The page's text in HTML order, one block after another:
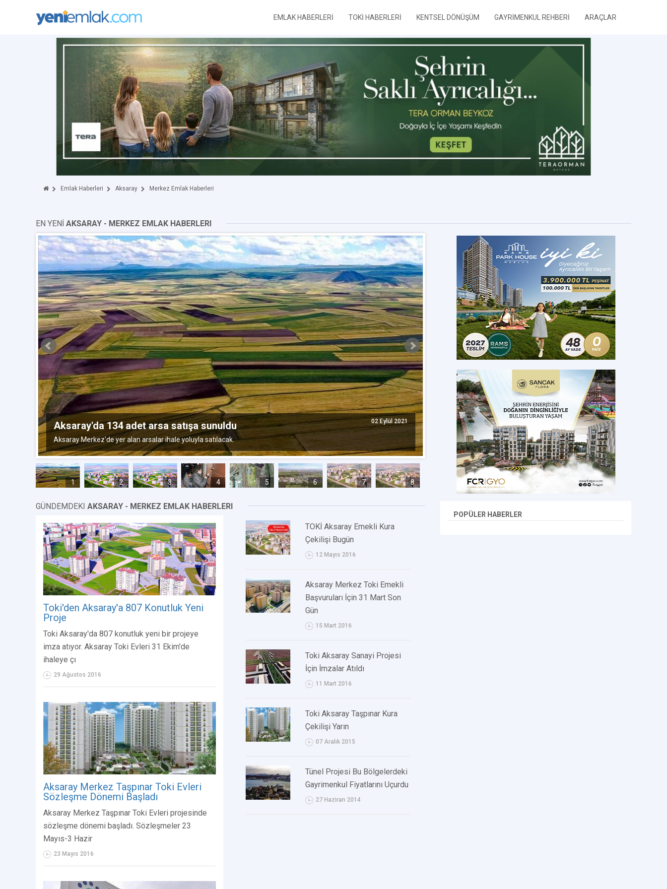
EMLAK HABERLERİ TOKİ HABERLERİ KENTSEL DÖNÜŞÜM GAYRİMENKUL REHBERİ ARAÇLAR
Emlak Haberleri Aksaray Merkez Emlak Haberleri
EN YENİ AKSARAY - MERKEZ EMLAK HABERLERI
Aksaray'da 134 adet arsa satışa sunuldu 02 Eylül 2021
Aksaray Merkez'de yer alan arsalar ihale yoluyla satılacak.
TOKİ Aksaray Merkez Zafer Mahallesi kurası
bugün
TOKİ'nin Aksaray Merkez'de hayata geçirdiği Zafer Mahallesi konut
çekilecek.
1 2 3 4 5 6 7 8
GÜNDEMDEKI AKSARAY - MERKEZ EMLAK HABERLERI
Toki'den Aksaray'a 807 Konutluk Yeni
Proje
Toki Aksaray'da 807 konutluk yeni bir projeye
imza atıyor. Aksaray Toki Evleri 31 Ekim'de
ihaleye çı
29 Ağustos 2016
Aksaray Merkez Taşpınar Toki Evleri
Sözleşme Dönemi Başladı
Aksaray Merkez Taşpınar Toki Evleri projesinde
sözleşme dönemi başladı. Sözleşmeler 23
Mayıs-3 Hazir
23 Mayıs 2016
TOKİ Aksaray Emekli Kura
Çekilişi Bugün
12 Mayıs 2016
Aksaray Merkez Toki Emekli
Başvuruları İçin 31 Mart Son
Gün
15 Mart 2016
Toki Aksaray Sanayi Projesi
İçin İmzalar Atıldı
11 Mart 2016
Toki Aksaray Taşpınar Kura
Çekilişi Yarın
07 Aralık 2015
Tünel Projesi Bu Bölgelerdeki
Gayrimenkul Fiyatlarını Uçurdu
27 Haziran 2014
POPÜLER HABERLER